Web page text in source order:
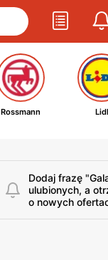
Rossmann Lidl
Dodaj frazę
ulubionych, a
o nowych